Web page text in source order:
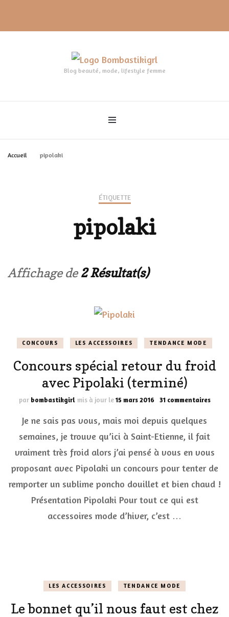
Blog beauté, mode, lifestyle femme
Accueil pipolaki
ÉTIQUETTE
pipolaki
Affichage de2 Résultat(s)
CONCOURS LES ACCESSOIRES TENDANCE MODE
Concours spécial retour du froid
avec Pipolaki (terminé)
par bombastikgirl mis à jour le15 mars 2016 31 commentairessur
du
froid
Je ne sais pas vous, mais moi depuis quelques
semaines, je trouve qu’ici à Saint-Etienne, il fait
vraiment très froid alors j’ai pensé à vous en vous
proposant avec Pipolaki un concours pour tenter de
remporter un sublime poncho douillet et bien chaud !
Présentation Pipolaki Pour tout ce qui est
accessoires mode d’hiver, c’est …
LES ACCESSOIRES TENDANCE MODE
Le bonnet qu’il nous faut est chez